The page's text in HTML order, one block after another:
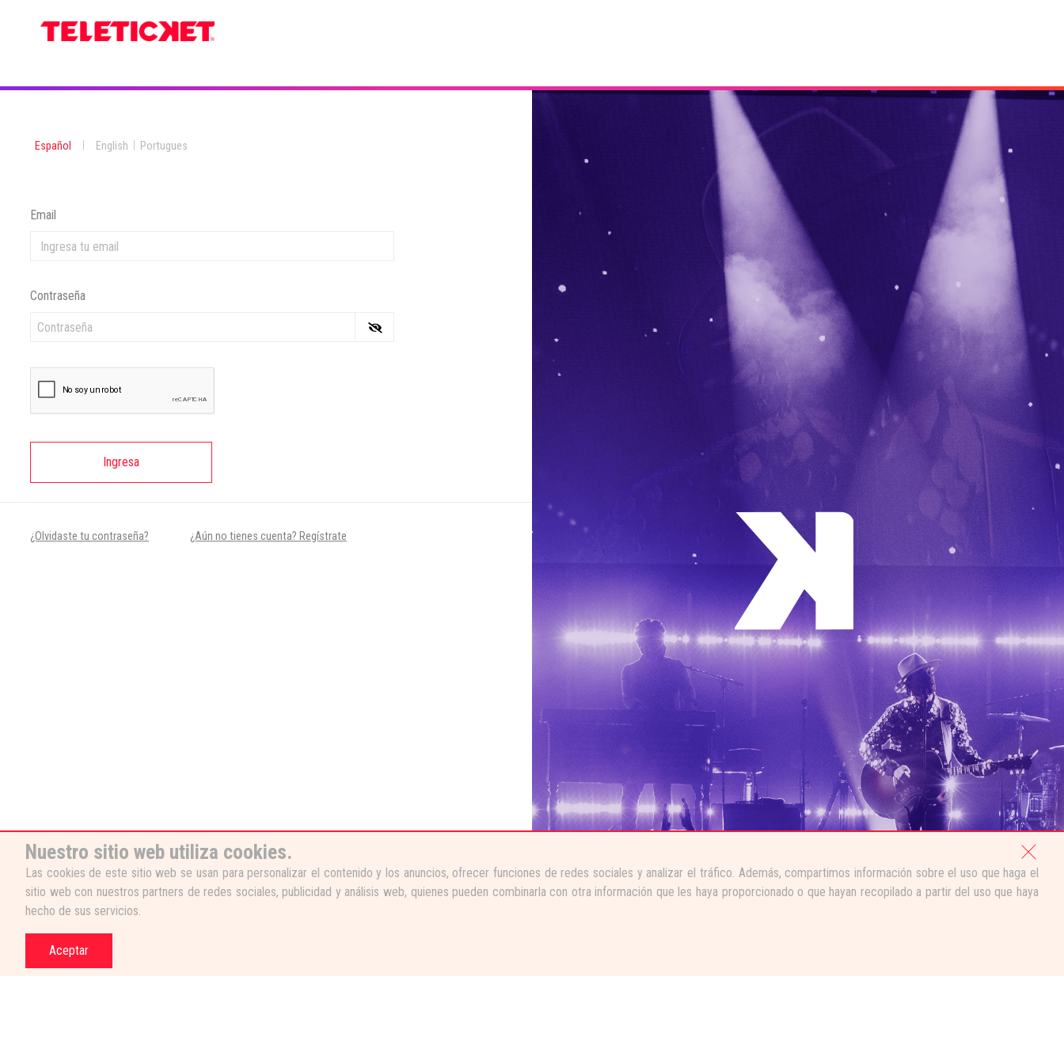
Español English Portugues
Email
Contraseña
Ingresa
¿Olvidaste tu contraseña? ¿Aún no tienes cuenta? Regístrate
Nuestro sitio web utiliza cookies.
Las cookies de este sitio web se usan para personalizar el contenido y los anuncios, ofrecer funciones de redes sociales y analizar el tráfico. Además, compartimos información sobre el uso que haga el
sitio web con nuestros partners de redes sociales, publicidad y análisis web, quienes pueden combinarla con otra información que les haya proporcionado o que hayan recopilado a partir del uso que haya
hecho de sus servicios.
Aceptar